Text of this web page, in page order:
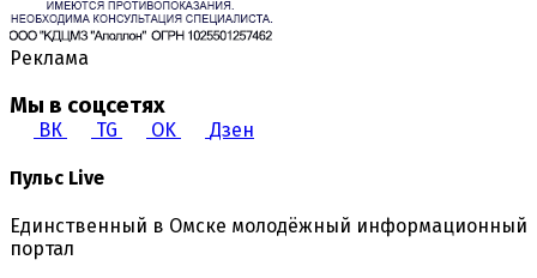
Реклама
Мы в соцсетях
ВК TG OK Дзен
Пульс Live
Единственный в Омске молодёжный информационный
портал